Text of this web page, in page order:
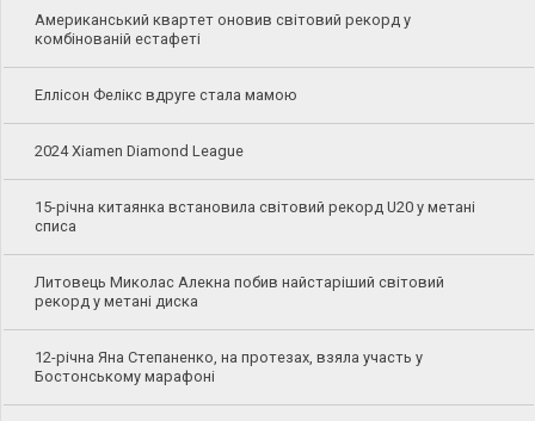
Американський квартет оновив світовий рекорд у
комбінованій естафеті
Еллісон Фелікс вдруге стала мамою
2024 Xiamen Diamond League
15-річна китаянка встановила світовий рекорд U20 у метані
списа
Литовець Миколас Алекна побив найстаріший світовий
рекорд у метані диска
12-річна Яна Степаненко, на протезах, взяла участь у
Бостонському марафоні